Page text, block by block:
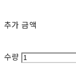
추가 금액
수량